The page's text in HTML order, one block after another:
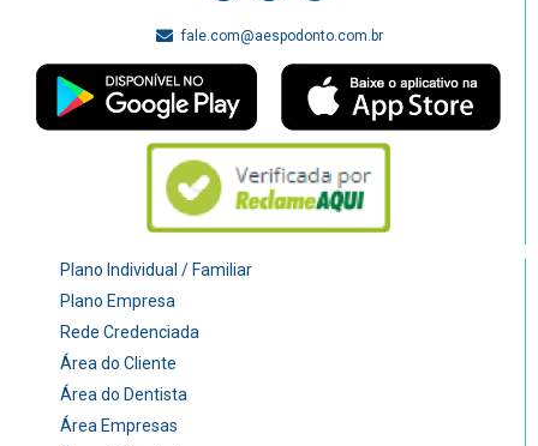
fale.com@aespodonto.com.br
Plano Individual / Familiar
Plano Empresa
Rede Credenciada
Área do Cliente
Área do Dentista
Área Empresas